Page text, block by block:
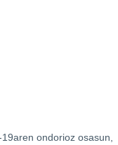
ondorioz osasun,